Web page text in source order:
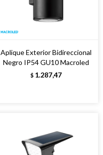
Aplique Exterior Bidireccional
Negro IP54 GU10 Macroled
$ 1.287,47